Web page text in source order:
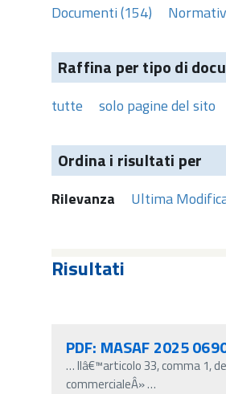
Documenti (154)
Raffina per tipo di
tutte solo pagine del sito
Ordina i risultati per
Rilevanza Ultima
Risultati
PDF: MASAF 2025
…llâ€™articolo 33, comma 1,
commercialeÂ»…